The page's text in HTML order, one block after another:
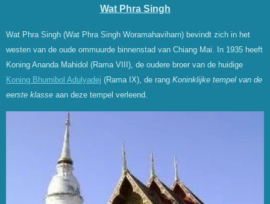
Wat Phra Singh
Wat Phra Singh (Wat Phra Singh Woramahaviharn) bevindt zich in het
westen van de oude ommuurde binnenstad van Chiang Mai. In 1935 heeft
Koning Ananda Mahidol (Rama VIII), de oudere broer van de huidige
Koning Bhumibol Adulyadej (Rama IX), de rang Koninklijke tempel van de
eerste klasse aan deze tempel verleend.